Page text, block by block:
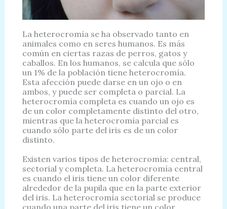
La heterocromía se ha observado tanto en
animales como en seres humanos. Es más
común en ciertas razas de perros, gatos y
caballos. En los humanos, se calcula que sólo
un 1% de la población tiene heterocromía.
Esta afección puede darse en un ojo o en
ambos, y puede ser completa o parcial. La
heterocromía completa es cuando un ojo es
de un color completamente distinto del otro,
mientras que la heterocromía parcial es
cuando sólo parte del iris es de un color
distinto.
Existen varios tipos de heterocromía: central,
sectorial y completa. La heterocromía central
es cuando el iris tiene un color diferente
alrededor de la pupila que en la parte exterior
del iris. La heterocromía sectorial se produce
cuando una parte del iris tiene un color